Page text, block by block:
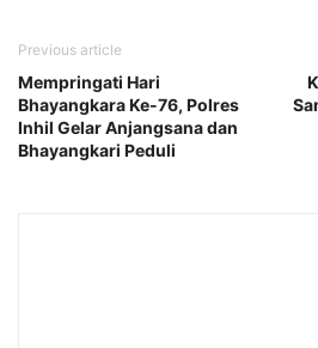
Previous article
Mempringati Hari
Bhayangkara Ke-76, Polres
Inhil Gelar Anjangsana dan
Bhayangkari Peduli